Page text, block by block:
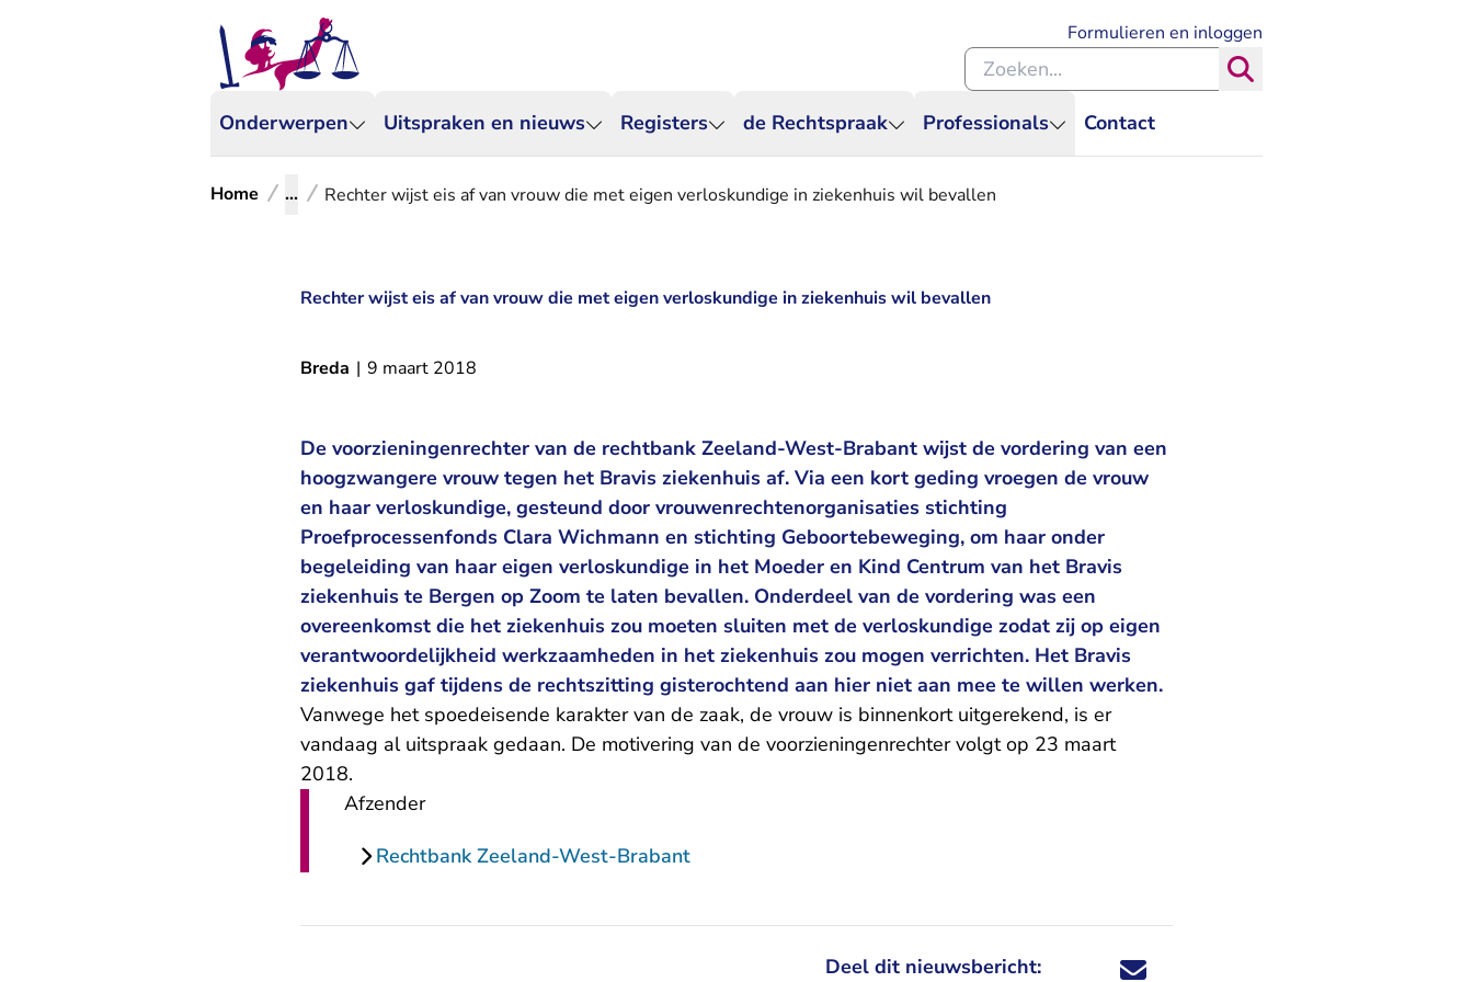
Onderwerpen Uitspraken en nieuws Registers de Rechtspraak Professionals Contact
Formulieren en inloggen
Zoeken binnen de Rechtspraak
Home ... Rechter wijst eis af van vrouw die met eigen verloskundige in ziekenhuis wil bevallen
Rechter wijst eis af van vrouw die met eigen verloskundige in ziekenhuis wil bevallen
Breda | 9 maart 2018
De voorzieningenrechter van de rechtbank Zeeland-West-Brabant wijst de vordering van een
hoogzwangere vrouw tegen het Bravis ziekenhuis af. Via een kort geding vroegen de vrouw
en haar verloskundige, gesteund door vrouwenrechtenorganisaties stichting
Proefprocessenfonds Clara Wichmann en stichting Geboortebeweging, om haar onder
begeleiding van haar eigen verloskundige in het Moeder en Kind Centrum van het Bravis
ziekenhuis te Bergen op Zoom te laten bevallen. Onderdeel van de vordering was een
overeenkomst die het ziekenhuis zou moeten sluiten met de verloskundige zodat zij op eigen
verantwoordelijkheid werkzaamheden in het ziekenhuis zou mogen verrichten. Het Bravis
ziekenhuis gaf tijdens de rechtszitting gisterochtend aan hier niet aan mee te willen werken.
Vanwege het spoedeisende karakter van de zaak, de vrouw is binnenkort uitgerekend, is er
vandaag al uitspraak gedaan. De motivering van de voorzieningenrechter volgt op 23 maart
2018.
Afzender
Rechtbank Zeeland-West-Brabant
Deel dit nieuwsbericht: Deel dit nieuwsbericht via X - U verlaat
Deel dit nieuwsbericht via Facebook - U
Deel dit nieuwsbericht via e-mail
Deel dit nieuwsbericht via LinkedIn - U